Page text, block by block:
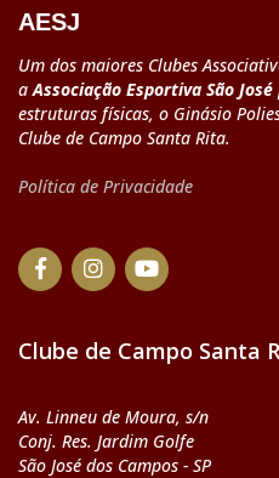
AESJ
Um dos maiores Clubes
aAssociação Esportiva São José
estruturas físicas, o Ginásio
Clube de Campo Santa Rita.
Política de Privacidade
Clube de Campo Santa
Av. Linneu de Moura, s/n
Conj. Res. Jardim Golfe
São José dos Campos - SP